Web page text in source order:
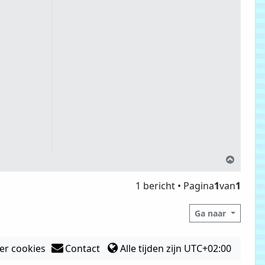
1 bericht • Pagina1van1
Ga naar
cookies Contact Alle tijden zijn UTC+02:00